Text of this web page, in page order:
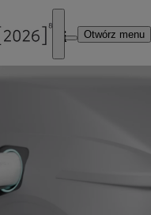
Otwórz menu